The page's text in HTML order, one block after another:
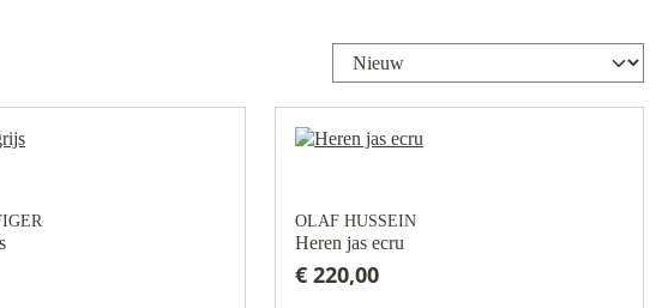
OLAF HUSSEIN
Heren jas ecru
€ 220,00